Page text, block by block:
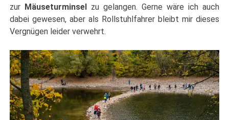
zur Mäuseturminsel zu gelangen. Gerne wäre ich auch
dabei gewesen, aber als Rollstuhlfahrer bleibt mir dieses
Vergnügen leider verwehrt.